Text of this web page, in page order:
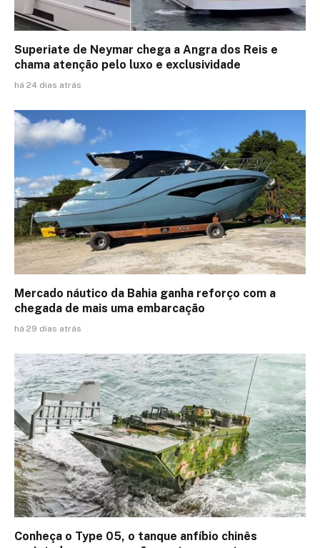
Superiate de Neymar chega a Angra dos Reis e
chama atenção pelo luxo e exclusividade
há 24 dias atrás
Mercado náutico da Bahia ganha reforço com a
chegada de mais uma embarcação
há 29 dias atrás
Conheça o Type 05, o tanque anfíbio chinês